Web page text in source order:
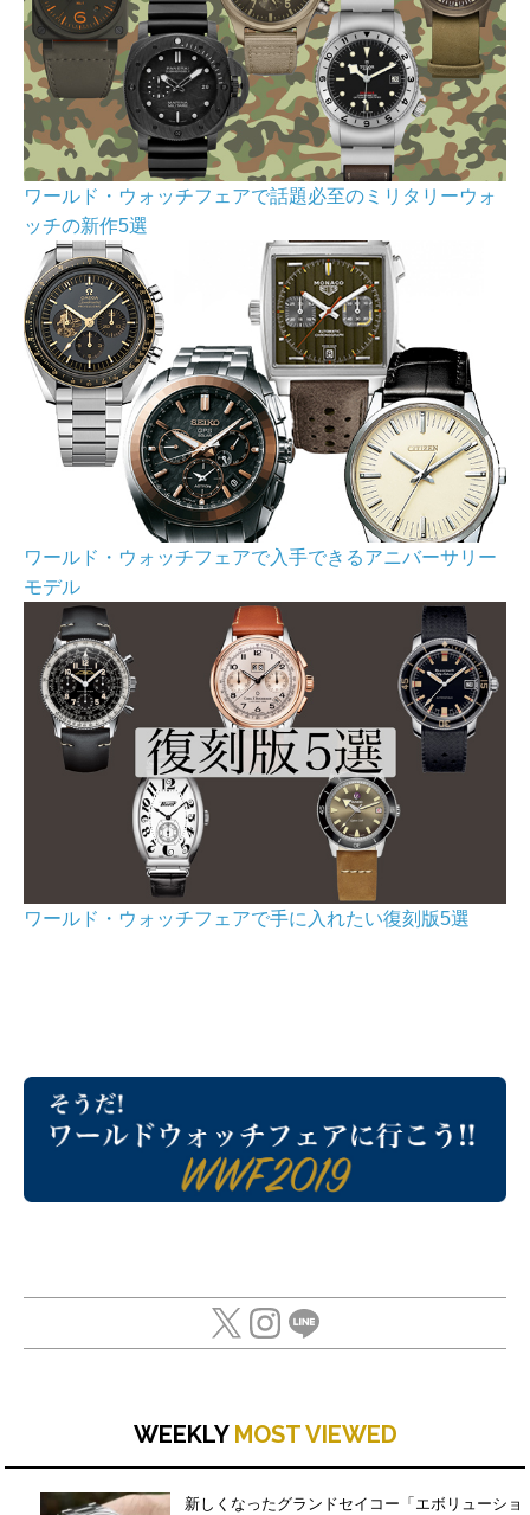
ワールド・ウォッチフェアで話題必至のミリタリーウォ
ッチの新作5選
ワールド・ウォッチフェアで入手できるアニバーサリー
モデル
ワールド・ウォッチフェアで手に入れたい復刻版5選
WEEKLY MOST VIEWED
新しくなったグランドセイコー「エボリューショ